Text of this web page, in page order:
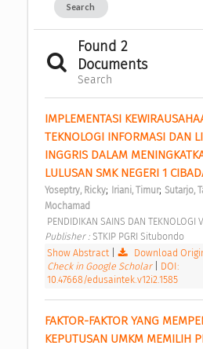
Search
Found 2
Documents
Search
IMPLEMENTASI
TEKNOLOGI INFORMASI DAN
INGGRIS DALAM
LULUSAN SMK NEGERI 1
Yoseptry, Ricky; Iriani, Timur; Sutarjo,
Mochamad
PENDIDIKAN SAINS DAN TEKNOLOGI
Publisher : STKIP PGRI Situbondo
Show Abstract| Download
Check in Google Scholar
DOI:
10.47668/edusaintek.v12i2.1585
FAKTOR-FAKTOR YANG
KEPUTUSAN UMKM MEMILIH